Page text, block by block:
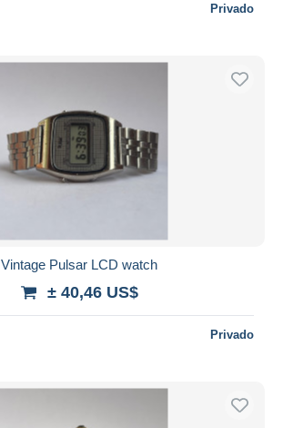
Privado
Vintage Pulsar LCD watch
± 40,46 US$
Privado